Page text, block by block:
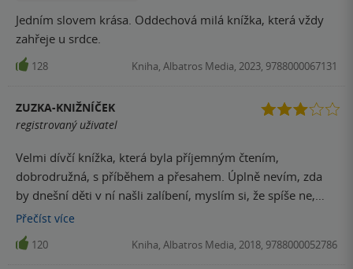
Jedním slovem krása. Oddechová milá knížka, která vždy
zahřeje u srdce.
128 Kniha, Albatros Media, 2023, 9788000067131
ZUZKA-KNIŽNÍČEK
registrovaný uživatel
Velmi dívčí knížka, která byla příjemným čtením,
dobrodružná, s příběhem a přesahem. Úplně nevím, zda
by dnešní děti v ní našli zalíbení, myslím si, že spíše ne,
bohužel. Knížka je to velmi milá, ale nepatří mezi mé
nejoblíbenější, v tomto jdu asi trošku proti proudu (ostatní
na ni mají jen a jen chválu), ale je to tak, nadšení se u mě
Přečíst více
120 Kniha, Albatros Media, 2018, 9788000052786